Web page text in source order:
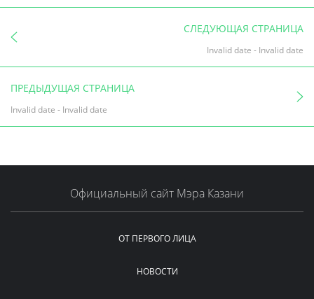
СЛЕДУЮЩАЯ СТРАНИЦА
Invalid date - Invalid date
ПРЕДЫДУЩАЯ СТРАНИЦА
Invalid date - Invalid date
Официальный сайт Мэра Казани
ОТ ПЕРВОГО ЛИЦА
НОВОСТИ